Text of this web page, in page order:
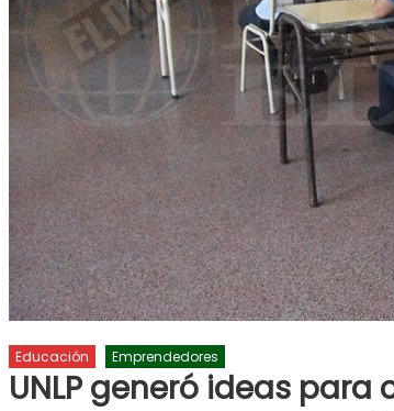
Educación Emprendedores
UNLP generó ideas